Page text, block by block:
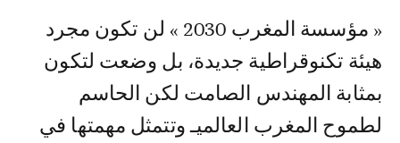
« مؤسسة المغرب 2030 » لن تكون مجرد
هيئة تكنوقراطية جديدة، بل وضعت لتكون
بمثابة المهندس الصامت لكن الحاسم
لطموح المغرب العالميـ وتتمثل مهمتها في